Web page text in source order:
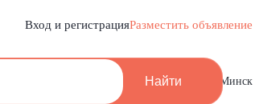
Вход и регистрацияРазместить объявление
Найти Минск